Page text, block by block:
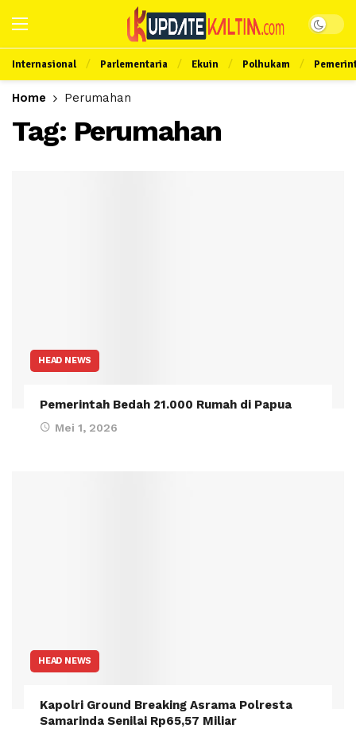
Internasional Parlementaria Ekuin Polhukam
Home Perumahan
Tag: Perumahan
HEAD NEWS
Pemerintah Bedah 21.000 Rumah di Papua
Mei 1, 2026
HEAD NEWS
Kapolri Ground Breaking Asrama Polresta
Samarinda Senilai Rp65,57 Miliar